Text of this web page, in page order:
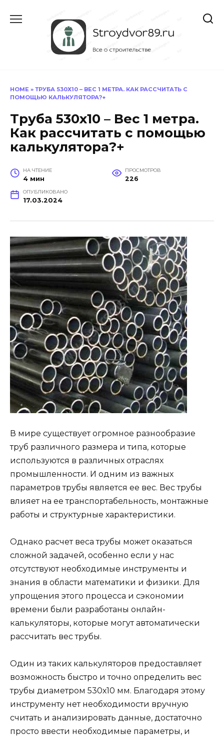
содержанию
HOME » ТРУБА 530Х10 – ВЕС 1 МЕТРА. КАК РАССЧИТАТЬ С
ПОМОЩЬЮ КАЛЬКУЛЯТОРА?+
Труба 530х10 – Вес 1 метра.
Как рассчитать с помощью
калькулятора?+
НА ЧТЕНИЕ
4 мин
ПРОСМОТРОВ
226
ОПУБЛИКОВАНО
17.03.2024
В мире существует огромное разнообразие
труб различного размера и типа, которые
используются в различных отраслях
промышленности. И одним из важных
параметров трубы является ее вес. Вес трубы
влияет на ее транспортабельность, монтажные
работы и структурные характеристики.
Однако расчет веса трубы может оказаться
сложной задачей, особенно если у нас
отсутствуют необходимые инструменты и
знания в области математики и физики. Для
упрощения этого процесса и сэкономии
времени были разработаны онлайн-
калькуляторы, которые могут автоматически
рассчитать вес трубы.
Один из таких калькуляторов предоставляет
возможность быстро и точно определить вес
трубы диаметром 530х10 мм. Благодаря этому
инструменту нет необходимости вручную
считать и анализировать данные, достаточно
просто ввести необходимые параметры, и